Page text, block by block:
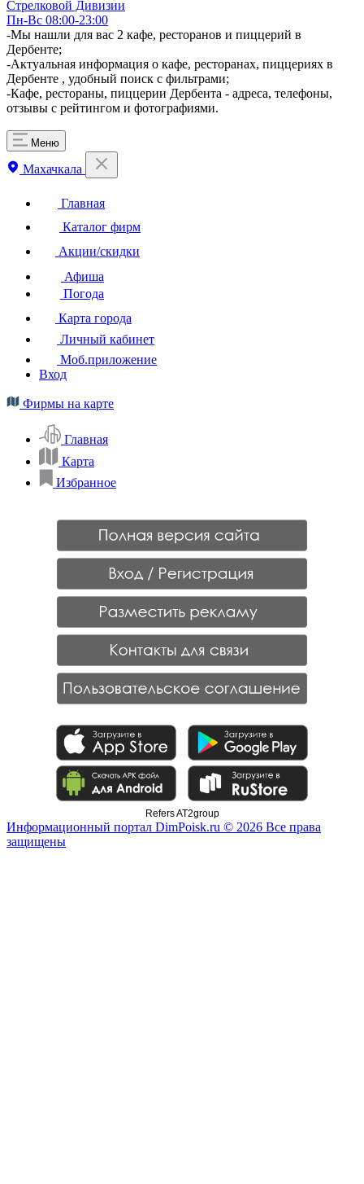
Стрелковой Дивизии
Пн-Вс 08:00-23:00
-Мы нашли для вас 2 кафе, ресторанов и пиццерий в
Дербенте;
-Актуальная информация о кафе, ресторанах, пиццериях в
Дербенте , удобный поиск с фильтрами;
-Кафе, рестораны, пиццерии Дербента - адреса, телефоны,
отзывы с рейтингом и фотографиями.
Меню
Махачкала
Главная
Каталог фирм
Акции/скидки
Афиша
Погода
Карта города
Личный кабинет
Моб.приложение
Вход
Фирмы на карте
Главная
Карта
Избранное
Refers AT2group
Информационный портал DimPoisk.ru © 2026 Все права
защищены